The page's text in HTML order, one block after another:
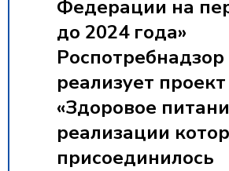
Федерации на
до 2024 года»
Роспотребнадзор
реализует проект
«Здоровое
реализации
присоединилось